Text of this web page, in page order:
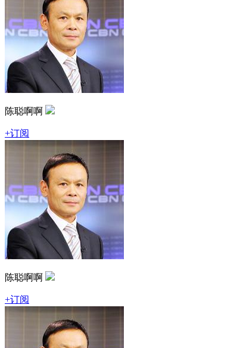
陈聪啊啊
+订阅
陈聪啊啊
+订阅